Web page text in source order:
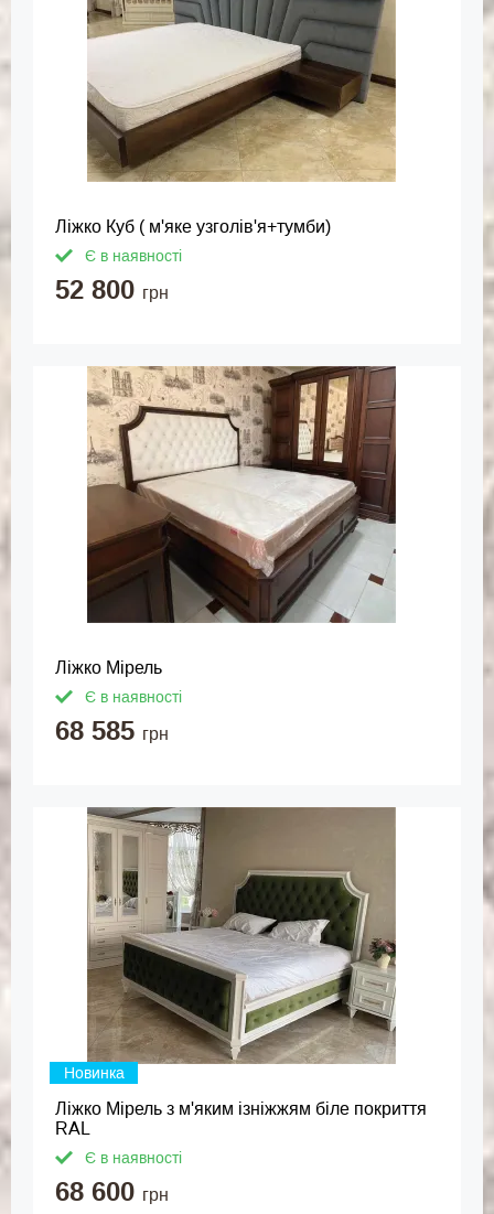
Ліжко Куб ( м'яке узголів'я+тумби)
Є в наявності
52 800 грн
Ліжко Мірель
Є в наявності
68 585 грн
Новинка
Ліжко Мірель з м'яким ізніжжям біле покриття
RAL
Є в наявності
68 600 грн